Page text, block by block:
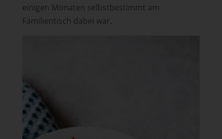
einigen Monaten selbstbestimmt am
Familientisch dabei war.